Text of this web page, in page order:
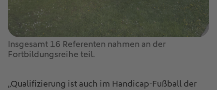
Insgesamt 16 Referenten nahmen an der
Fortbildungsreihe teil.
„Qualifizierung ist auch im Handicap-Fußball der